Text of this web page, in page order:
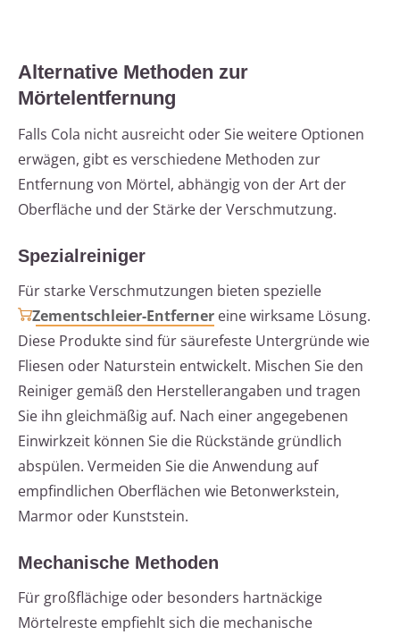
Alternative Methoden zur
Mörtelentfernung
Falls Cola nicht ausreicht oder Sie weitere Optionen
erwägen, gibt es verschiedene Methoden zur
Entfernung von Mörtel, abhängig von der Art der
Oberfläche und der Stärke der Verschmutzung.
Spezialreiniger
Für starke Verschmutzungen bieten spezielle
Zementschleier-Entferner eine wirksame Lösung.
Diese Produkte sind für säurefeste Untergründe wie
Fliesen oder Naturstein entwickelt. Mischen Sie den
Reiniger gemäß den Herstellerangaben und tragen
Sie ihn gleichmäßig auf. Nach einer angegebenen
Einwirkzeit können Sie die Rückstände gründlich
abspülen. Vermeiden Sie die Anwendung auf
empfindlichen Oberflächen wie Betonwerkstein,
Marmor oder Kunststein.
Mechanische Methoden
Für großflächige oder besonders hartnäckige
Mörtelreste empfiehlt sich die mechanische